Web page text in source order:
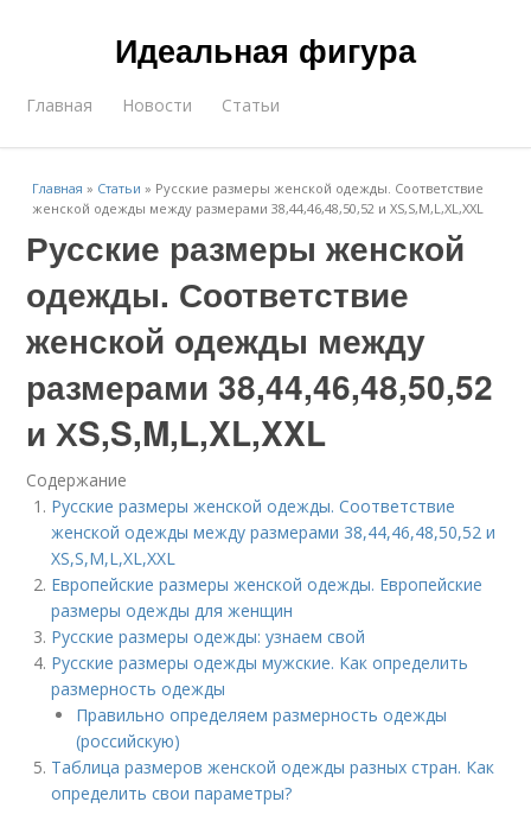
Идеальная фигура
Главная Новости Статьи
Главная » Статьи » Русские размеры женской одежды. Соответствие
женской одежды между размерами 38,44,46,48,50,52 и ХS,S,M,L,XL,XXL
Русские размеры женской
одежды. Соответствие
женской одежды между
размерами 38,44,46,48,50,52
и ХS,S,M,L,XL,XXL
Содержание
Русские размеры женской одежды. Соответствие
женской одежды между размерами 38,44,46,48,50,52 и
ХS,S,M,L,XL,XXL
Европейские размеры женской одежды. Европейские
размеры одежды для женщин
Русские размеры одежды: узнаем свой
Русские размеры одежды мужские. Как определить
размерность одежды
Правильно определяем размерность одежды
(российскую)
Таблица размеров женской одежды разных стран. Как
определить свои параметры?